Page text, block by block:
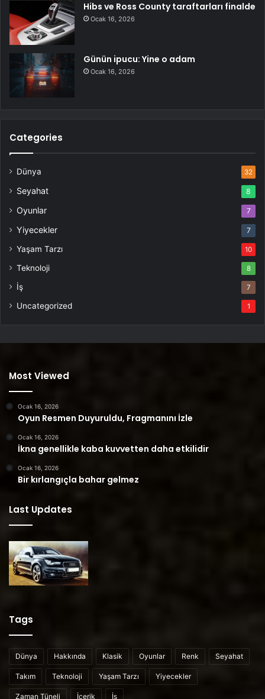
Hibs ve Ross County taraftarları finalde
Ocak 16, 2026
Günün ipucu: Yine o adam
Ocak 16, 2026
Categories
Dünya 32
Seyahat 8
Oyunlar 7
Yiyecekler 7
Yaşam Tarzı 10
Teknoloji 8
İş 7
Uncategorized 1
Most Viewed
Ocak 16, 2026
Oyun Resmen Duyuruldu, Fragmanını İzle
Ocak 16, 2026
İkna genellikle kaba kuvvetten daha etkilidir
Ocak 16, 2026
Bir kırlangıçla bahar gelmez
Last Updates
Tags
Dünya Hakkında Klasik Oyunlar Renk Seyahat
Takım Teknoloji Yaşam Tarzı Yiyecekler
Zaman Tüneli İçerik İş